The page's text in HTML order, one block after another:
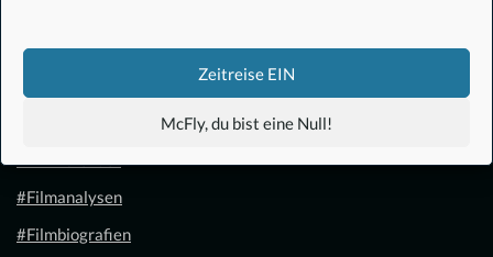
Zeitreise EIN
McFly, du bist eine Null!
#Filmanalysen
#Filmbiografien